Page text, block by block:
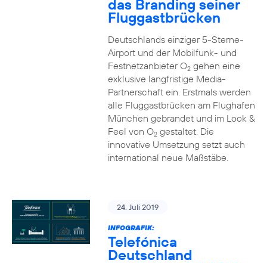
das Branding seiner
Fluggastbrücken
Deutschlands einziger 5-Sterne-
Airport und der Mobilfunk- und
Festnetzanbieter O2gehen eine
exklusive langfristige Media-
Partnerschaft ein. Erstmals werden
alle Fluggastbrücken am Flughafen
München gebrandet und im Look &
Feel von O2gestaltet. Die
innovative Umsetzung setzt auch
international neue Maßstäbe.
24. Juli 2019
INFOGRAFIK:
Telefónica
Deutschland